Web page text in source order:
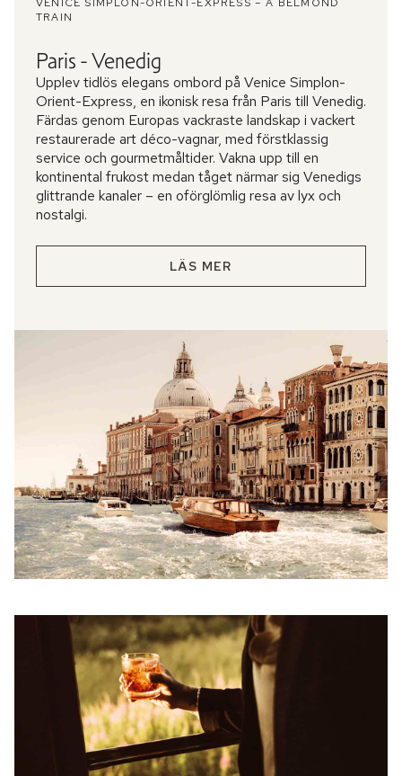
TRAIN
Paris - Venedig
Upplev tidlös elegans ombord på Venice Simplon-
Orient-Express, en ikonisk resa från Paris till Venedig.
Färdas genom Europas vackraste landskap i vackert
restaurerade art déco-vagnar, med förstklassig
service och gourmetmåltider. Vakna upp till en
kontinental frukost medan tåget närmar sig Venedigs
glittrande kanaler – en oförglömlig resa av lyx och
nostalgi.
LÄS MER